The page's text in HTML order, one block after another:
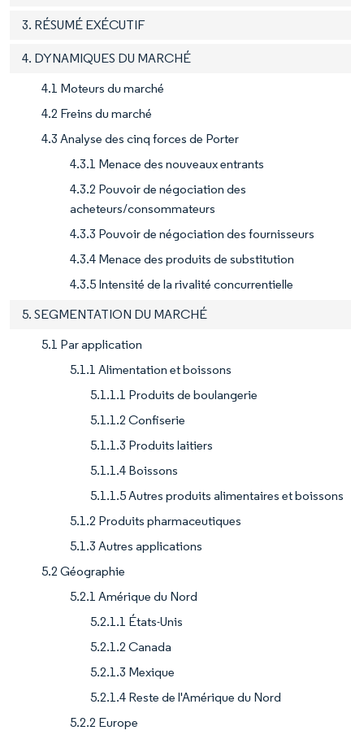
3. RÉSUMÉ EXÉCUTIF
4. DYNAMIQUES DU MARCHÉ
4.1 Moteurs du marché
4.2 Freins du marché
4.3 Analyse des cinq forces de Porter
4.3.1 Menace des nouveaux entrants
4.3.2 Pouvoir de négociation des
acheteurs/consommateurs
4.3.3 Pouvoir de négociation des fournisseurs
4.3.4 Menace des produits de substitution
4.3.5 Intensité de la rivalité concurrentielle
5. SEGMENTATION DU MARCHÉ
5.1 Par application
5.1.1 Alimentation et boissons
5.1.1.1 Produits de boulangerie
5.1.1.2 Confiserie
5.1.1.3 Produits laitiers
5.1.1.4 Boissons
5.1.1.5 Autres produits alimentaires et boissons
5.1.2 Produits pharmaceutiques
5.1.3 Autres applications
5.2 Géographie
5.2.1 Amérique du Nord
5.2.1.1 États-Unis
5.2.1.2 Canada
5.2.1.3 Mexique
5.2.1.4 Reste de l'Amérique du Nord
5.2.2 Europe